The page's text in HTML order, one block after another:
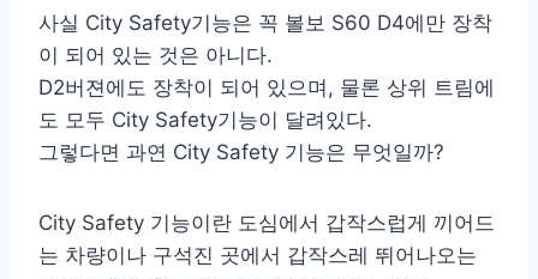
사실 City Safety기능은 꼭 볼보 S60 D4에만 장착
이 되어 있는 것은 아니다.
D2버젼에도 장착이 되어 있으며, 물론 상위 트림에
도 모두 City Safety기능이 달려있다.
그렇다면 과연 City Safety 기능은 무엇일까?
City Safety 기능이란 도심에서 갑작스럽게 끼어드
는 차량이나 구석진 곳에서 갑작스레 뛰어나오는